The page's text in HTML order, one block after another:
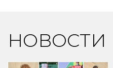
НОВОСТИ